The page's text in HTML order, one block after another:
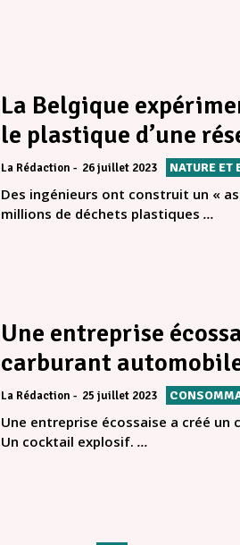
La Belgique
le plastique d’une
La Rédaction 26 juillet 2023 NATURE ET
Des ingénieurs ont construit un «
millions de déchets plastiques ...
Une entreprise
carburant
La Rédaction 25 juillet 2023
Une entreprise écossaise a créé
Un cocktail explosif. ...